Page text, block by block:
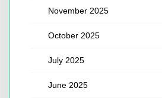
November 2025
October 2025
July 2025
June 2025